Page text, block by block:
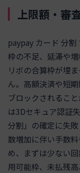
上限額・審
paypay カード 分
枠の不足、延滞や
リボの合算枠が埋
ん。高額決済や短
ブロックされるこ
は3Dセキュア認証
分割」の確定に失
数増加に伴い手数
め、まずは少ない
用可能枠、未払残